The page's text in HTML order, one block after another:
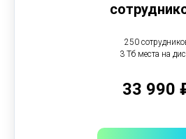
250
3 Тб места на
33 990